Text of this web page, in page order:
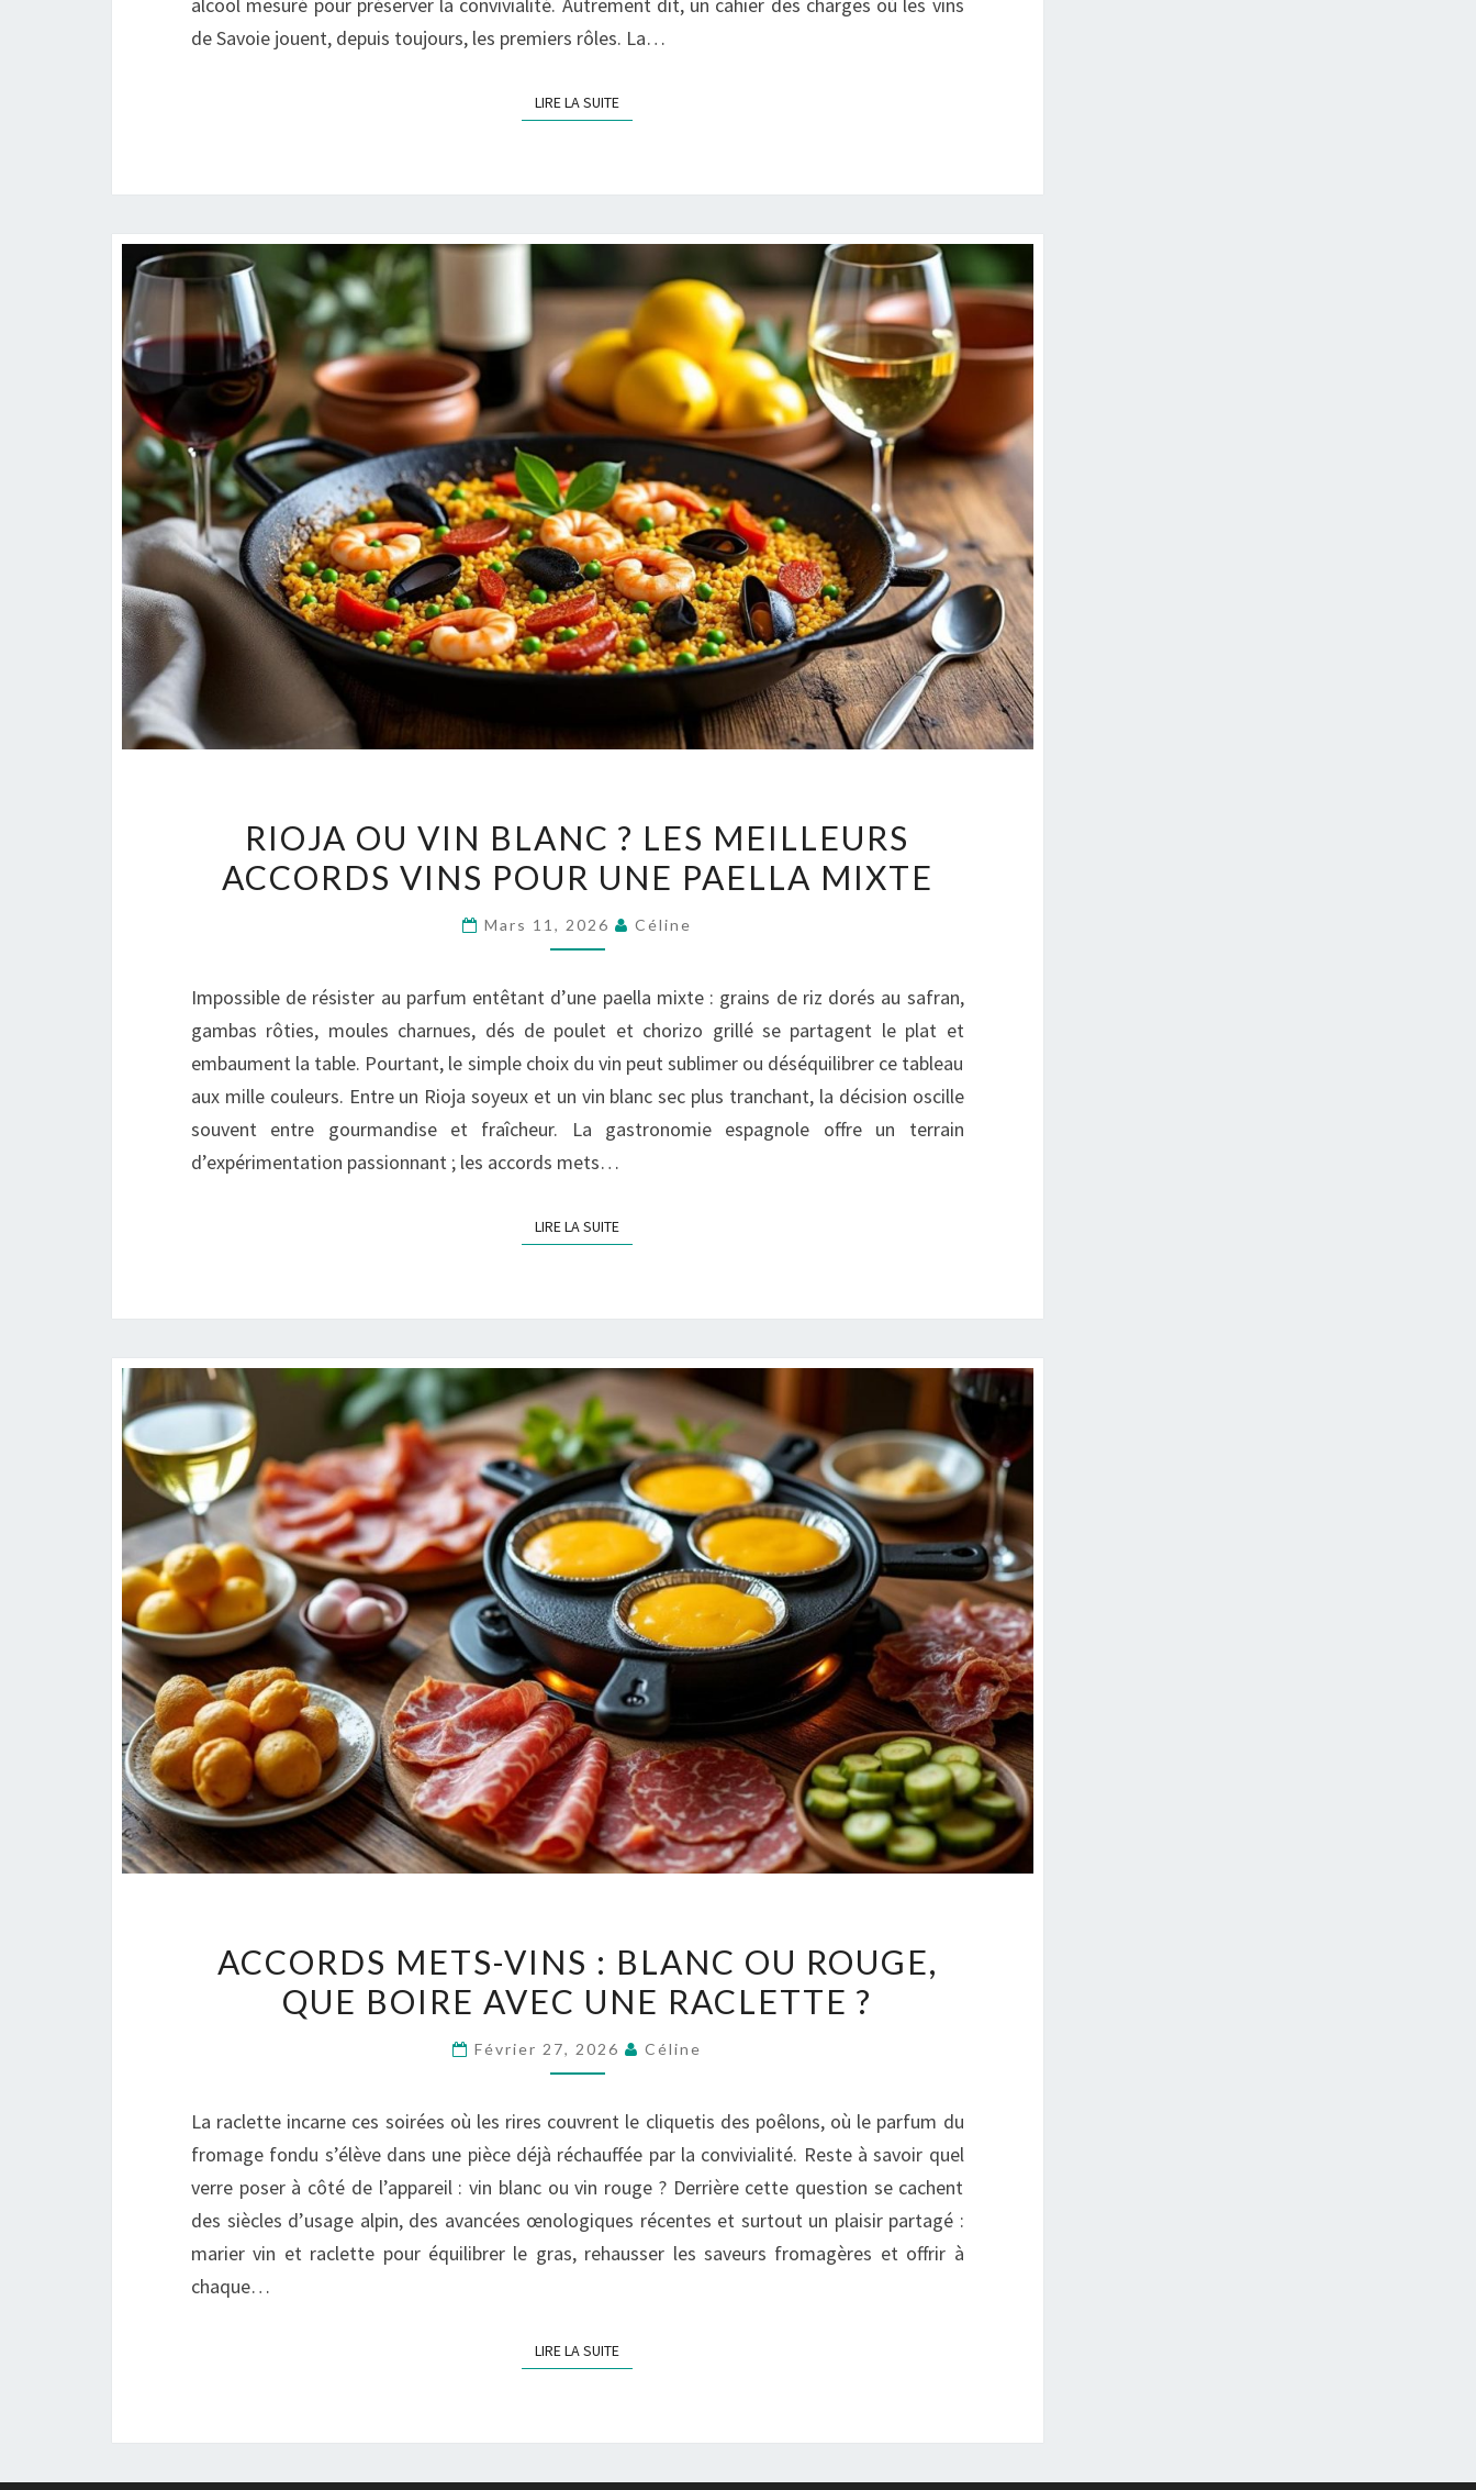
BIEN
GRASSE
alcool mesuré pour préserver la convivialité. Autrement dit, un cahier des charges où les vins
de Savoie jouent, depuis toujours, les premiers rôles. La…
LIRE LA SUITELIRE LA SUITE
OU
VIN
?
MEILLEURS
ACCORDS
VINS
POUR
UNE
PAELLA
RIOJA OU VIN BLANC ? LES MEILLEURS
ACCORDS VINS POUR UNE PAELLA MIXTE
Mars 11, 2026 Céline
Impossible de résister au parfum entêtant d’une paella mixte : grains de riz dorés au safran,
gambas rôties, moules charnues, dés de poulet et chorizo grillé se partagent le plat et
embaument la table. Pourtant, le simple choix du vin peut sublimer ou déséquilibrer ce tableau
aux mille couleurs. Entre un Rioja soyeux et un vin blanc sec plus tranchant, la décision oscille
souvent entre gourmandise et fraîcheur. La gastronomie espagnole offre un terrain
d’expérimentation passionnant ; les accords mets…
LIRE LA SUITELIRE LA SUITE
METS-
VINS
BLANC
ROUGE,
QUE
BOIRE
AVEC
UNE
ACCORDS METS-VINS : BLANC OU ROUGE,
QUE BOIRE AVEC UNE RACLETTE ?
Février 27, 2026 Céline
La raclette incarne ces soirées où les rires couvrent le cliquetis des poêlons, où le parfum du
fromage fondu s’élève dans une pièce déjà réchauffée par la convivialité. Reste à savoir quel
verre poser à côté de l’appareil : vin blanc ou vin rouge ? Derrière cette question se cachent
des siècles d’usage alpin, des avancées œnologiques récentes et surtout un plaisir partagé :
marier vin et raclette pour équilibrer le gras, rehausser les saveurs fromagères et offrir à
chaque…
LIRE LA SUITELIRE LA SUITE